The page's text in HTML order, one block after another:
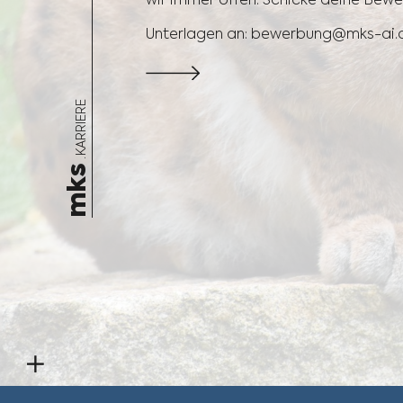
mks
. KARRIERE
Unterlagen an: bewerbung@mks-